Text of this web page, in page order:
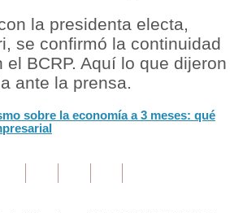
la presidenta electa,
se confirmó la continuidad
el BCRP. Aquí lo que dijeron
ante la prensa.
sobre la economía a 3 meses: qué